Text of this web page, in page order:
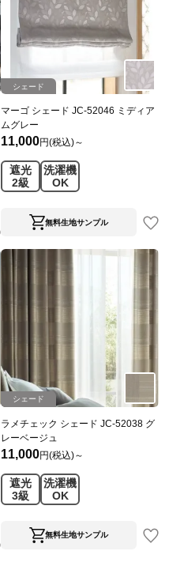
シェード
マーゴ シェード JC-52046 ミディア
ムグレー
11,000円(税込)～
遮光
2級
洗濯機
OK
無料生地サンプル
シェード
ラメチェック シェード JC-52038 グ
レーベージュ
11,000円(税込)～
遮光
3級
洗濯機
OK
無料生地サンプル